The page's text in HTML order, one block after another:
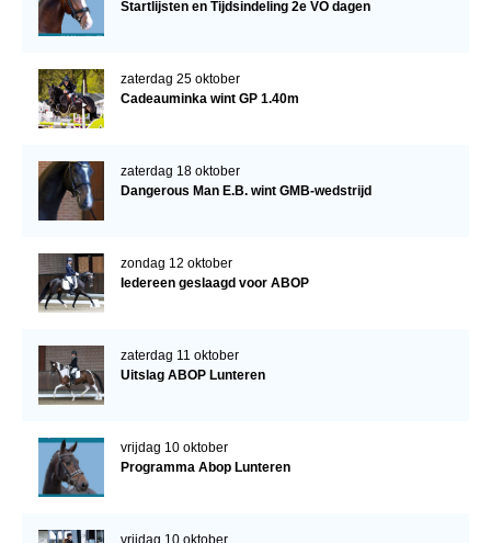
Startlijsten en Tijdsindeling 2e VO dagen
zaterdag 25 oktober
Cadeauminka wint GP 1.40m
zaterdag 18 oktober
Dangerous Man E.B. wint GMB-wedstrijd
zondag 12 oktober
Iedereen geslaagd voor ABOP
zaterdag 11 oktober
Uitslag ABOP Lunteren
vrijdag 10 oktober
Programma Abop Lunteren
vrijdag 10 oktober